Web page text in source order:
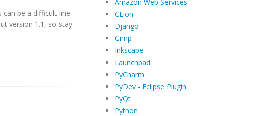
be a difficult line
version 1.1, so stay
CLion
Django
Gimp
Inkscape
Launchpad
PyCharm
PyDev - Eclipse Plugin
PyQt
Python